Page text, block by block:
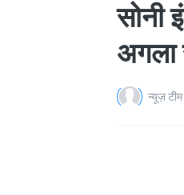
सोनी
अगला
न्यूज़ टीम